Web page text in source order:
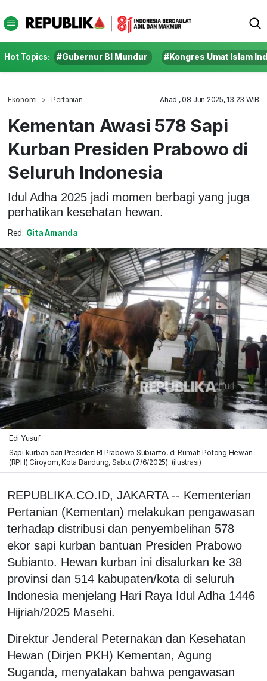
Hot Topics: #Gubernur BI Mundur #Kongres Umat Islam
Ekonomi Pertanian Ahad , 08 Jun 2025, 13:23 WIB
Kementan Awasi 578 Sapi
Kurban Presiden Prabowo di
Seluruh Indonesia
Idul Adha 2025 jadi momen berbagi yang juga
perhatikan kesehatan hewan.
Red: Gita Amanda
Edi Yusuf
Sapi kurban dari Presiden RI Prabowo Subianto, di Rumah Potong Hewan
(RPH) Ciroyom, Kota Bandung, Sabtu (7/6/2025). (ilustrasi)
REPUBLIKA.CO.ID, JAKARTA -- Kementerian
Pertanian (Kementan) melakukan pengawasan
terhadap distribusi dan penyembelihan 578
ekor sapi kurban bantuan Presiden Prabowo
Subianto. Hewan kurban ini disalurkan ke 38
provinsi dan 514 kabupaten/kota di seluruh
Indonesia menjelang Hari Raya Idul Adha 1446
Hijriah/2025 Masehi.
Direktur Jenderal Peternakan dan Kesehatan
Hewan (Dirjen PKH) Kementan, Agung
Suganda, menyatakan bahwa pengawasan